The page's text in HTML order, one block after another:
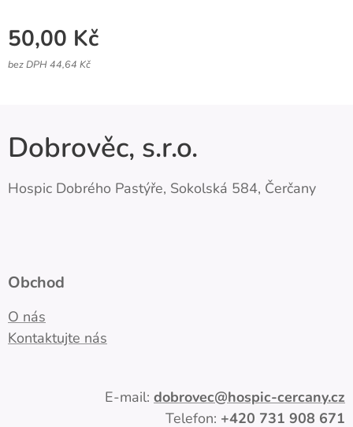
50,00 Kč
bez DPH 44,64 Kč
Dobrověc, s.r.o.
Hospic Dobrého Pastýře, Sokolská 584, Čerčany
Obchod
O nás
Kontaktujte nás
E-mail: dobrovec@hospic-cercany.cz
Telefon: +420 731 908 671